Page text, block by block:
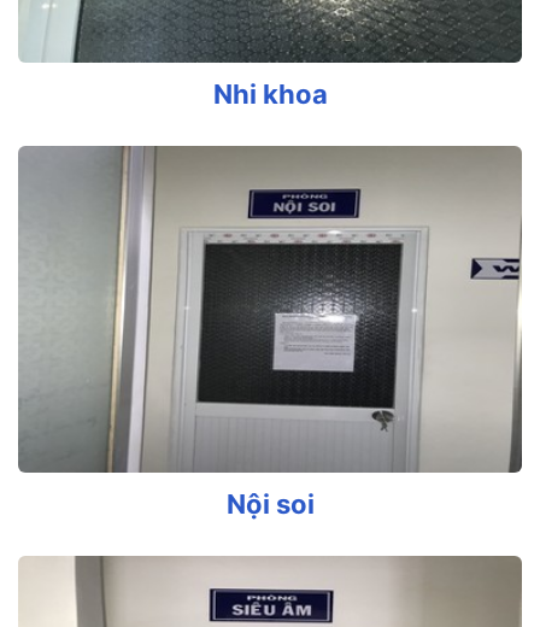
Nhi khoa
Nội soi